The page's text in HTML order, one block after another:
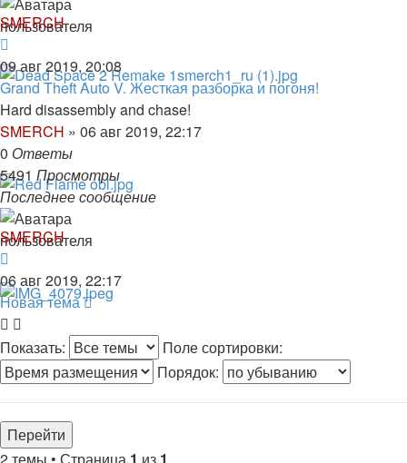
SMERCH
09 авг 2019, 20:08
Grand Theft Auto V. Жесткая разборка и погоня!
Hard disassembly and chase!
SMERCH » 06 авг 2019, 22:17
0 Ответы
5491 Просмотры
Последнее сообщение
SMERCH
06 авг 2019, 22:17
Новая тема
Показать:
Поле сортировки:
Порядок: